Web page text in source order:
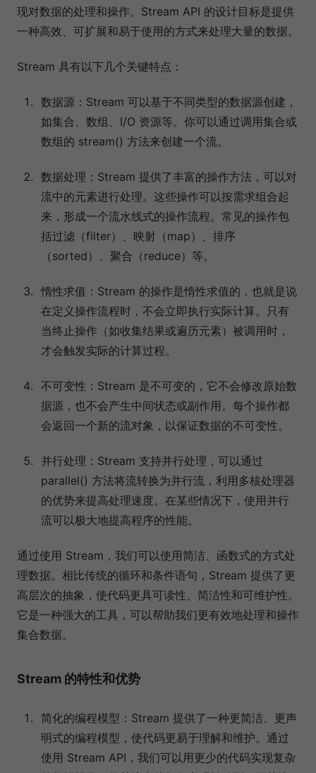
现对数据的处理和操作。Stream API 的设计目标是提供
一种高效、可扩展和易于使用的方式来处理大量的数据。
Stream 具有以下几个关键特点：
数据源：Stream 可以基于不同类型的数据源创建，
如集合、数组、I/O 资源等。你可以通过调用集合或
数组的 stream() 方法来创建一个流。
数据处理：Stream 提供了丰富的操作方法，可以对
流中的元素进行处理。这些操作可以按需求组合起
来，形成一个流水线式的操作流程。常见的操作包
括过滤（filter）、映射（map）、排序
（sorted）、聚合（reduce）等。
惰性求值：Stream 的操作是惰性求值的，也就是说
在定义操作流程时，不会立即执行实际计算。只有
当终止操作（如收集结果或遍历元素）被调用时，
才会触发实际的计算过程。
不可变性：Stream 是不可变的，它不会修改原始数
据源，也不会产生中间状态或副作用。每个操作都
会返回一个新的流对象，以保证数据的不可变性。
并行处理：Stream 支持并行处理，可以通过
parallel() 方法将流转换为并行流，利用多核处理器
的优势来提高处理速度。在某些情况下，使用并行
流可以极大地提高程序的性能。
通过使用 Stream，我们可以使用简洁、函数式的方式处
理数据。相比传统的循环和条件语句，Stream 提供了更
高层次的抽象，使代码更具可读性、简洁性和可维护性。
它是一种强大的工具，可以帮助我们更有效地处理和操作
集合数据。
Stream 的特性和优势
简化的编程模型：Stream 提供了一种更简洁、更声
明式的编程模型，使代码更易于理解和维护。通过
使用 Stream API，我们可以用更少的代码实现复杂